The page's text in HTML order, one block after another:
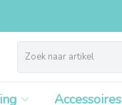
Accessoires